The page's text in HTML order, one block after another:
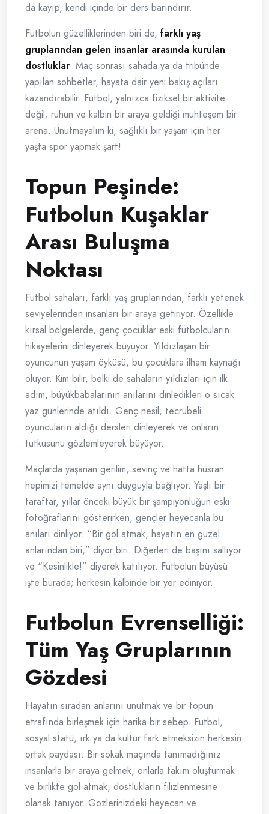
da kayıp, kendi içinde bir ders barındırır.
Futbolun güzelliklerinden biri de, farklı yaş
gruplarından gelen insanlar arasında kurulan
dostluklar. Maç sonrası sahada ya da tribünde
yapılan sohbetler, hayata dair yeni bakış açıları
kazandırabilir. Futbol, yalnızca fiziksel bir aktivite
değil; ruhun ve kalbin bir araya geldiği muhteşem bir
arena. Unutmayalım ki, sağlıklı bir yaşam için her
yaşta spor yapmak şart!
Topun Peşinde:
Futbolun Kuşaklar
Arası Buluşma
Noktası
Futbol sahaları, farklı yaş gruplarından, farklı yetenek
seviyelerinden insanları bir araya getiriyor. Özellikle
kırsal bölgelerde, genç çocuklar eski futbolcuların
hikayelerini dinleyerek büyüyor. Yıldızlaşan bir
oyuncunun yaşam öyküsü, bu çocuklara ilham kaynağı
oluyor. Kim bilir, belki de sahaların yıldızları için ilk
adım, büyükbabalarının anılarını dinledikleri o sıcak
yaz günlerinde atıldı. Genç nesil, tecrübeli
oyuncuların aldığı dersleri dinleyerek ve onların
tutkusunu gözlemleyerek büyüyor.
Maçlarda yaşanan gerilim, sevinç ve hatta hüsran
hepimizi temelde aynı duyguyla bağlıyor. Yaşlı bir
taraftar, yıllar önceki büyük bir şampiyonluğun eski
fotoğraflarını gösterirken, gençler heyecanla bu
anıları dinliyor. “Bir gol atmak, hayatın en güzel
anlarından biri,” diyor biri. Diğerleri de başını sallıyor
ve “Kesinlikle!” diyerek katılıyor. Futbolun büyüsü
işte burada; herkesin kalbinde bir yer ediniyor.
Futbolun Evrenselliği:
Tüm Yaş Gruplarının
Gözdesi
Hayatın sıradan anlarını unutmak ve bir topun
etrafında birleşmek için harika bir sebep. Futbol,
sosyal statü, ırk ya da kültür fark etmeksizin herkesin
ortak paydası. Bir sokak maçında tanımadığınız
insanlarla bir araya gelmek, onlarla takım oluşturmak
ve birlikte gol atmak, dostlukların filizlenmesine
olanak tanıyor. Gözlerinizdeki heyecan ve